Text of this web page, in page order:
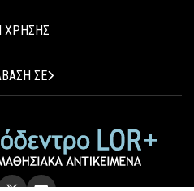
ΧΡΗΣΗΣ
ΣΕ